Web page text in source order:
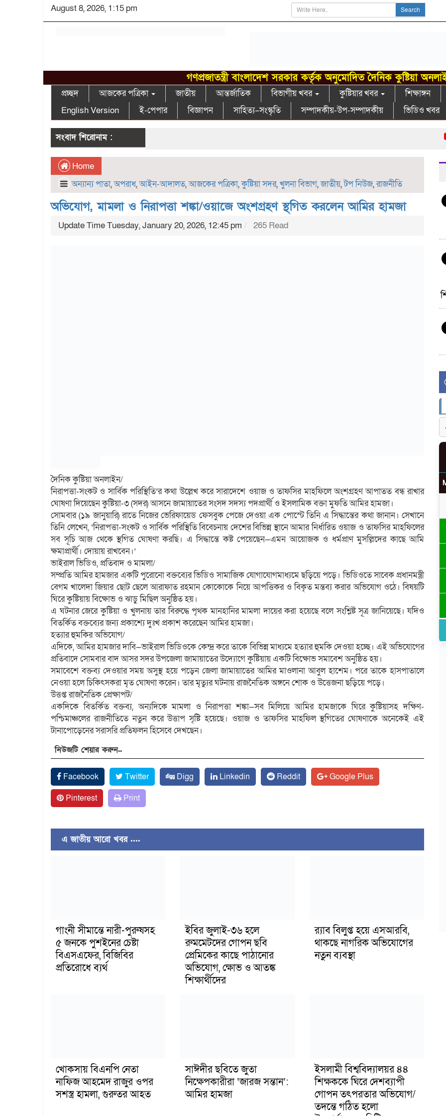
August 8, 2026, 1:15 pm Search
গণপ্রজাতন্ত্রী বাংলাদেশ সরকার কর্তৃক অনুমোদিত দৈনিক কুষ্টিয়া
প্রচ্ছদ আজকের পত্রিকা জাতীয় আন্তর্জাতিক বিভাগীয় খবর কুষ্টিয়ার খবর শিক্ষাঙ্গন
English Version
ই-পেপার বিজ্ঞাপন সাহিত্য–সংস্কৃতি সম্পাদকীয়-উপ-সম্পাদকীয় ভিডিও খবর
সংবাদ শিরোনাম :
Home
অন্যান্য পাতা,অপরাধ,আইন-আদালত,আজকের পত্রিকা,কুষ্টিয়া সদর,খুলনা বিভাগ,জাতীয়,টপ নিউজ,রাজনীতি
অভিযোগ, মামলা ও নিরাপত্তা শঙ্কা/ওয়াজে অংশগ্রহণ স্থগিত করলেন আমির হামজা
Update Time Tuesday, January 20, 2026, 12:45 pm 265 Read
দৈনিক কুষ্টিয়া অনলাইন/
নিরাপত্তা-সংকট ও সার্বিক পরিস্থিতি’র কথা উল্লেখ করে সারাদেশে ওয়াজ ও তাফসির মাহফিলে অংশগ্রহণ আপাতত বন্ধ রাখার
ঘোষণা দিয়েছেন কুষ্টিয়া-৩ (সদর) আসনে জামায়াতের সংসদ সদস্য পদপ্রার্থী ও ইসলামিক বক্তা মুফতি আমির হামজা।
সোমবার (১৯ জানুয়ারি) রাতে নিজের ভেরিফায়েড ফেসবুক পেজে দেওয়া এক পোস্টে তিনি এ সিদ্ধান্তের কথা জানান। সেখানে
তিনি লেখেন, ‘নিরাপত্তা-সংকট ও সার্বিক পরিস্থিতি বিবেচনায় দেশের বিভিন্ন স্থানে আমার নির্ধারিত ওয়াজ ও তাফসির মাহফিলের
সব সূচি আজ থেকে স্থগিত ঘোষণা করছি। এ সিদ্ধান্তে কষ্ট পেয়েছেন—এমন আয়োজক ও ধর্মপ্রাণ মুসল্লিদের কাছে আমি
ক্ষমাপ্রার্থী। দোয়ায় রাখবেন।’
ভাইরাল ভিডিও, প্রতিবাদ ও মামলা/
সম্প্রতি আমির হামজার একটি পুরোনো বক্তব্যের ভিডিও সামাজিক যোগাযোগমাধ্যমে ছড়িয়ে পড়ে। ভিডিওতে সাবেক প্রধানমন্ত্রী
বেগম খালেদা জিয়ার ছোট ছেলে আরাফাত রহমান কোকোকে নিয়ে আপত্তিকর ও বিকৃত মন্তব্য করার অভিযোগ ওঠে। বিষয়টি
ঘিরে কুষ্টিয়ায় বিক্ষোভ ও ঝাড়ু মিছিল অনুষ্ঠিত হয়।
এ ঘটনার জেরে কুষ্টিয়া ও খুলনায় তার বিরুদ্ধে পৃথক মানহানির মামলা দায়ের করা হয়েছে বলে সংশ্লিষ্ট সূত্র জানিয়েছে। যদিও
বিতর্কিত বক্তব্যের জন্য প্রকাশ্যে দুঃখ প্রকাশ করেছেন আমির হামজা।
হত্যার হুমকির অভিযোগ/
এদিকে, আমির হামজার দাবি—ভাইরাল ভিডিওকে কেন্দ্র করে তাকে বিভিন্ন মাধ্যমে হত্যার হুমকি দেওয়া হচ্ছে। এই অভিযোগের
প্রতিবাদে সোমবার বাদ আসর সদর উপজেলা জামায়াতের উদ্যোগে কুষ্টিয়ায় একটি বিক্ষোভ সমাবেশ অনুষ্ঠিত হয়।
সমাবেশে বক্তব্য দেওয়ার সময় অসুস্থ হয়ে পড়েন জেলা জামায়াতের আমির মাওলানা আবুল হাশেম। পরে তাকে হাসপাতালে
নেওয়া হলে চিকিৎসকরা মৃত ঘোষণা করেন। তার মৃত্যুর ঘটনায় রাজনৈতিক অঙ্গনে শোক ও উত্তেজনা ছড়িয়ে পড়ে।
উত্তপ্ত রাজনৈতিক প্রেক্ষাপট/
একদিকে বিতর্কিত বক্তব্য, অন্যদিকে মামলা ও নিরাপত্তা শঙ্কা—সব মিলিয়ে আমির হামজাকে ঘিরে কুষ্টিয়াসহ দক্ষিণ-
পশ্চিমাঞ্চলের রাজনীতিতে নতুন করে উত্তাপ সৃষ্টি হয়েছে। ওয়াজ ও তাফসির মাহফিল স্থগিতের ঘোষণাকে অনেকেই এই
টানাপোড়েনের সরাসরি প্রতিফলন হিসেবে দেখছেন।
নিউজটি শেয়ার করুন..
Facebook Twitter Digg Linkedin Reddit
Google Plus
Pinterest
Print
এ জাতীয় আরো খবর ....
গাংনী সীমান্তে নারী-পুরুষসহ
৫ জনকে পুশইনের চেষ্টা
বিএসএফের, বিজিবির
প্রতিরোধে ব্যর্থ
ইবির জুলাই-৩৬ হলে
রুমমেটদের গোপন ছবি
প্রেমিকের কাছে পাঠানোর
অভিযোগ, ক্ষোভ ও আতঙ্ক
শিক্ষার্থীদের
র‍্যাব বিলুপ্ত হয়ে এসআরবি,
থাকছে নাগরিক অভিযোগের
নতুন ব্যবস্থা
খোকসায় বিএনপি নেতা
নাফিজ আহমেদ রাজুর ওপর
সশস্ত্র হামলা, গুরুতর আহত
সাঈদীর ছবিতে জুতা
নিক্ষেপকারীরা ‘জারজ সন্তান’:
আমির হামজা
ইসলামী বিশ্ববিদ্যালয়র ৪৪
শিক্ষককে ঘিরে দেশব্যাপী
গোপন তৎপরতার অভিযোগ/
তদন্তে গঠিত হলো